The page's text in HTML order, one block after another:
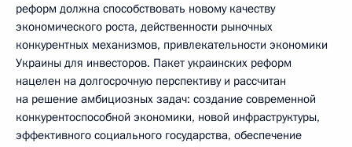
реформ должна способствовать новому качеству
экономического роста, действенности рыночных
конкурентных механизмов, привлекательности экономики
Украины для инвесторов. Пакет украинских реформ
нацелен на долгосрочную перспективу и рассчитан
на решение амбициозных задач: создание современной
конкурентоспособной экономики, новой инфраструктуры,
эффективного социального государства, обеспечение